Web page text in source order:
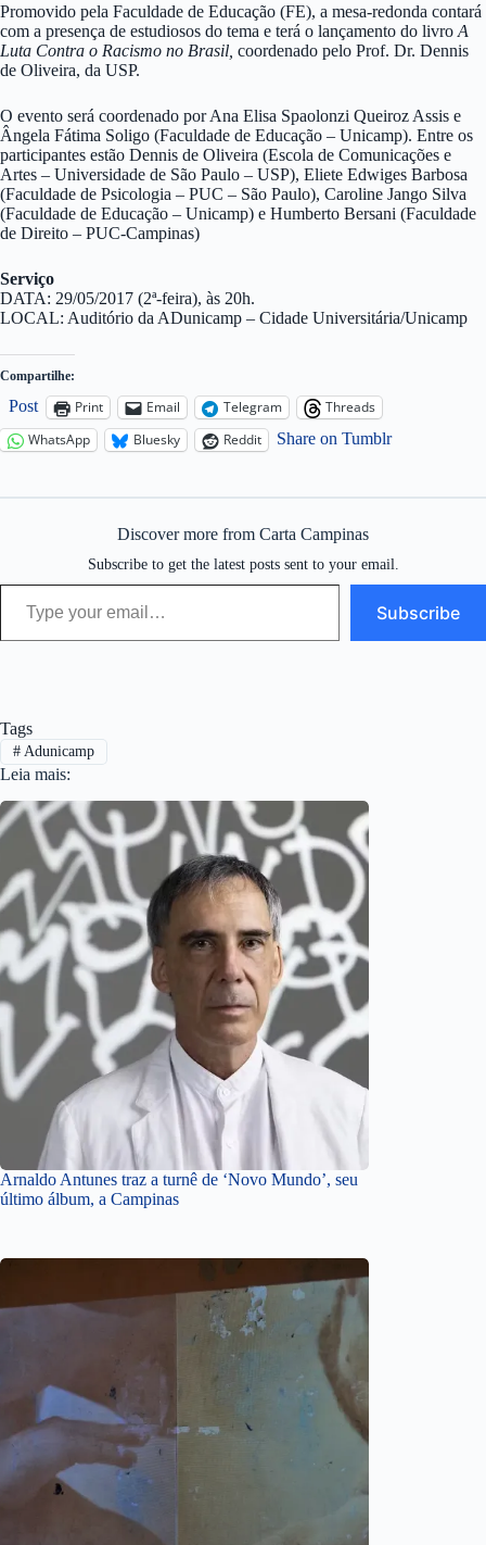
Promovido pela Faculdade de Educação (FE), a mesa-redonda contará
com a presença de estudiosos do tema e terá o lançamento do livro A
Luta Contra o Racismo no Brasil, coordenado pelo Prof. Dr. Dennis
de Oliveira, da USP.
O evento será coordenado por Ana Elisa Spaolonzi Queiroz Assis e
Ângela Fátima Soligo (Faculdade de Educação – Unicamp). Entre os
participantes estão Dennis de Oliveira (Escola de Comunicações e
Artes – Universidade de São Paulo – USP), Eliete Edwiges Barbosa
(Faculdade de Psicologia – PUC – São Paulo), Caroline Jango Silva
(Faculdade de Educação – Unicamp) e Humberto Bersani (Faculdade
de Direito – PUC-Campinas)
Serviço
DATA: 29/05/2017 (2ª-feira), às 20h.
LOCAL: Auditório da ADunicamp – Cidade Universitária/Unicamp
Compartilhe:
Post Print Email Telegram
Threads
WhatsApp
Bluesky Reddit Share on Tumblr
Discover more from Carta Campinas
Subscribe to get the latest posts sent to your email.
Type your email…
Subscribe
Tags
#Adunicamp
Leia mais:
Arnaldo Antunes traz a turnê de ‘Novo Mundo’, seu
último álbum, a Campinas